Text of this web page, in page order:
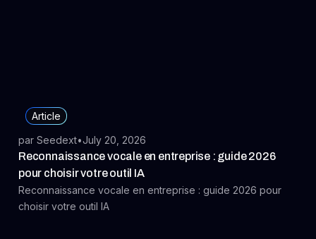
Article
par Seedext•July 20, 2026
Reconnaissance vocale en entreprise : guide 2026
pour choisir votre outil IA
Reconnaissance vocale en entreprise : guide 2026 pour
choisir votre outil IA